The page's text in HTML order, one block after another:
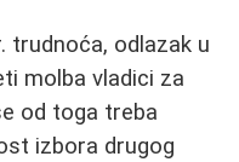
trudnoća, odlazak u
molba vladici za
od toga treba
izbora drugog